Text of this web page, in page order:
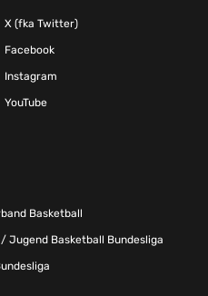
X (fka Twitter)
Facebook
Instagram
YouTube
Basketball
Jugend Basketball Bundesliga